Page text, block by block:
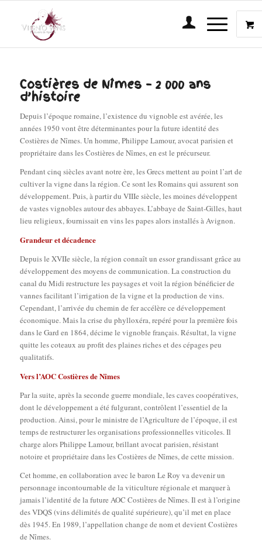
Costières de Nîmes – 2 000 ans
d’histoire
Depuis l’époque romaine, l’existence du vignoble est avérée, les
années 1950 vont être déterminantes pour la future identité des
Costières de Nîmes. Un homme, Philippe Lamour, avocat parisien et
propriétaire dans les Costières de Nîmes, en est le précurseur.
Pendant cinq siècles avant notre ère, les Grecs mettent au point l’art de
cultiver la vigne dans la région. Ce sont les Romains qui assurent son
développement. Puis, à partir du VIIIe siècle, les moines développent
de vastes vignobles autour des abbayes. L’abbaye de Saint-Gilles, haut
lieu religieux, fournissait en vins les papes alors installés à Avignon.
Grandeur et décadence
Depuis le XVIIe siècle, la région connaît un essor grandissant grâce au
développement des moyens de communication. La construction du
canal du Midi restructure les paysages et voit la région bénéficier de
vannes facilitant l’irrigation de la vigne et la production de vins.
Cependant, l’arrivée du chemin de fer accélère ce développement
économique. Mais la crise du phylloxéra, repéré pour la première fois
dans le Gard en 1864, décime le vignoble français. Résultat, la vigne
quitte les coteaux au profit des plaines riches et des cépages peu
qualitatifs.
Vers l’AOCCostières de Nîmes
Par la suite, après la seconde guerre mondiale, les caves coopératives,
dont le développement a été fulgurant, contrôlent l’essentiel de la
production. Ainsi, pour le ministre de l’Agriculture de l’époque, il est
temps de restructurer les organisations professionnelles viticoles. Il
charge alors Philippe Lamour, brillant avocat parisien, résistant
notoire et propriétaire dans les Costières de Nîmes, de cette mission.
Cet homme, en collaboration avec le baron Le Roy va devenir un
personnage incontournable de la viticulture régionale et marquer à
jamais l’identité de la future AOC Costières de Nîmes. Il est à l’origine
des VDQS (vins délimités de qualité supérieure), qu’il met en place
dès 1945. En 1989, l’appellation change de nom et devient Costières
de Nîmes.